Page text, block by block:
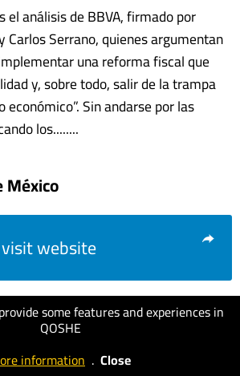
some features and experiences in
QOSHE
information . Close
el análisis de BBVA, firmado por
Carlos Serrano, quienes argumentan
una reforma fiscal que
y, sobre todo, salir de la trampa
Sin andarse por las
los........
México
visit website